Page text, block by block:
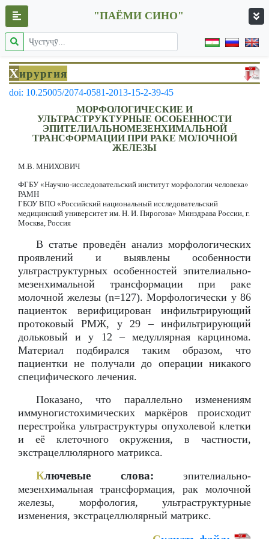
"ПАЁМИ СИНО"
Хирургия
doi: 10.25005/2074-0581-2013-15-2-39-45
МОРФОЛОГИЧЕСКИЕ И
УЛЬТРАСТРУКТУРНЫЕ ОСОБЕННОСТИ
ЭПИТЕЛИАЛЬНОМЕЗЕНХИМАЛЬНОЙ
ТРАНСФОРМАЦИИ ПРИ РАКЕ МОЛОЧНОЙ
ЖЕЛЕЗЫ
М.В. МНИХОВИЧ
ФГБУ «Научно-исследовательский институт морфологии человека»
РАМН
ГБОУ ВПО «Российский национальный исследовательский
медицинский университет им. Н. И. Пирогова» Минздрава России, г.
Москва, Россия
В статье проведён анализ морфологических
проявлений и выявлены особенности
ультраструктурных особенностей эпителиально-
мезенхимальной трансформации при раке
молочной железы (n=127). Морфологически у 86
пациенток верифицирован инфильтрирующий
протоковый РМЖ, у 29 – инфильтрирующий
дольковый и у 12 – медуллярная карцинома.
Материал подбирался таким образом, что
пациентки не получали до операции никакого
специфического лечения.
Показано, что параллельно изменениям
иммуногистохимических маркёров происходит
перестройка ультраструктуры опухолевой клетки
и её клеточного окружения, в частности,
экстрацеллюлярного матрикса.
Ключевые слова: эпителиально-
мезенхимальная трансформация, рак молочной
железы, морфология, ультраструктурные
изменения, экстрацеллюлярный матрикс.